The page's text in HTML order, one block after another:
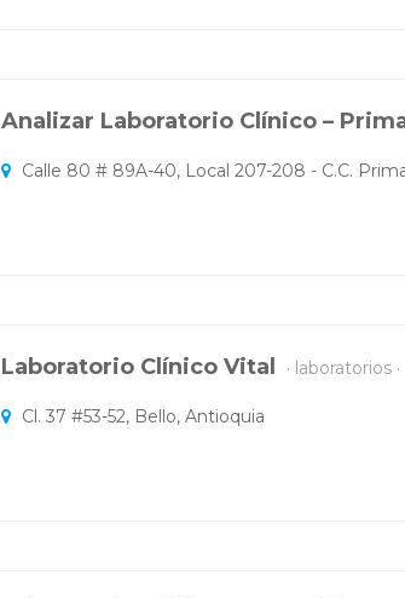
Analizar Laboratorio Clínico –
Calle 80 # 89A-40, Local 207-208 - C.C.
Laboratorio Clínico Vital laboratorios
Cl. 37 #53-52, Bello, Antioquia